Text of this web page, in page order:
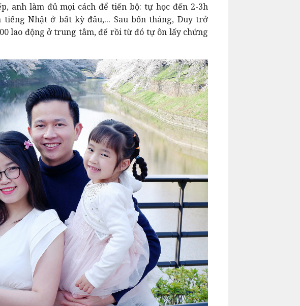
anh làm đủ mọi cách để tiến bộ: tự học đến 2-3h
Nhật ở bất kỳ đâu,... Sau bốn tháng, Duy trở
lao động ở trung tâm, để rồi từ đó tự ôn lấy chứng